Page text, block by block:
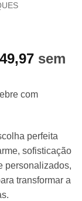
49,97 sem
com
perfeita
sofisticação
personalizados,
transformar a